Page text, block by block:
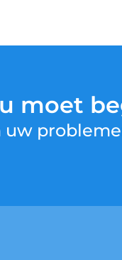
moet
uw